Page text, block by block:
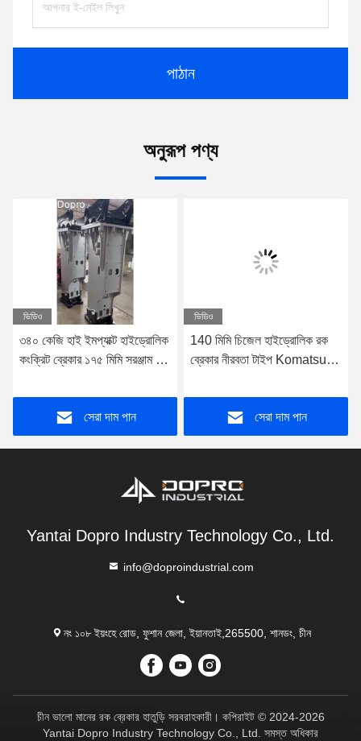
পাঠান
অনুরূপ পণ্য
ভিডিও
৩৪০ কেজি হাই ইমপ্যাক্ট হাইড্রোলিক
কংক্রিট ব্রেকার ১৭৫ মিমি সরঞ্জাম চূর্ণ
সেরা দাম পান
ভিডিও
140 মিমি চিজেল হাইড্রোলিক রক
ব্রেকার নীরবতা টাইপ Komatsu
সেরা দাম পান
Yantai Dopro Industry Technology Co., Ltd.
info@doproindustrial.com
নং ১০৮ ইয়ংহে রোড, ফুশান জেলা, ইয়ানতাই,265500, শানডং, চীন
চীন ভালো মানের রক ব্রেকার হাতুড়ি সরবরাহকারী। কপিরাইট © 2024-2026
Yantai Dopro Industry Technology Co., Ltd. সমস্ত অধিকার